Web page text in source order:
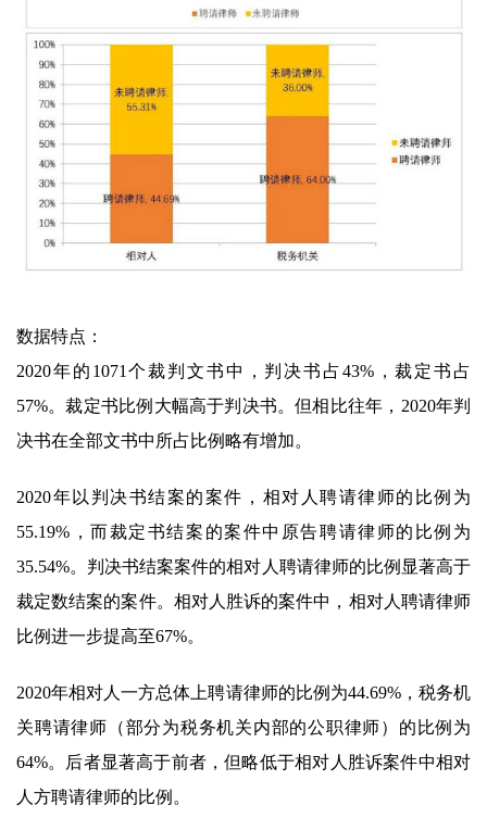
数据特点：
2020年的1071个裁判文书中，判决书占43%，裁定书占
57%。裁定书比例大幅高于判决书。但相比往年，2020年判
决书在全部文书中所占比例略有增加。
2020年以判决书结案的案件，相对人聘请律师的比例为
55.19%，而裁定书结案的案件中原告聘请律师的比例为
35.54%。判决书结案案件的相对人聘请律师的比例显著高于
裁定数结案的案件。相对人胜诉的案件中，相对人聘请律师
比例进一步提高至67%。
2020年相对人一方总体上聘请律师的比例为44.69%，税务机
关聘请律师（部分为税务机关内部的公职律师）的比例为
64%。后者显著高于前者，但略低于相对人胜诉案件中相对
人方聘请律师的比例。